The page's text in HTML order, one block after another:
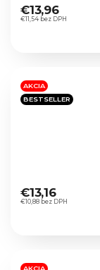
hodnotenie
produktu
hviezdičiek.
€11,54 bez DPH
€13,96
AKCIA
BESTSELLER
hodnotenie
produktu
€10,88 bez DPH
€13,16
AKCIA